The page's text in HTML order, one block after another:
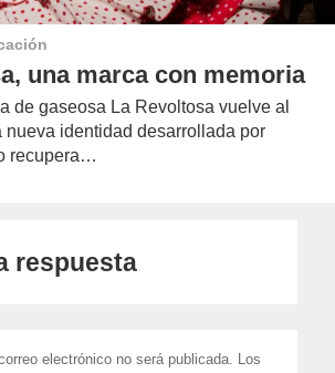
una marca con memoria
de gaseosa La Revoltosa vuelve al
nueva identidad desarrollada por
recupera…
respuesta
electrónico no será publicada. Los